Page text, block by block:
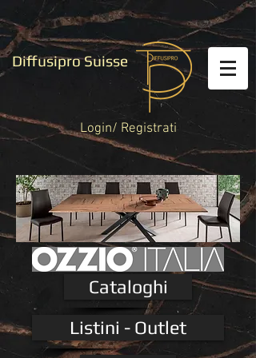
Diffusipro Suisse
Login/ Registrati
Cataloghi
Listini - Outlet